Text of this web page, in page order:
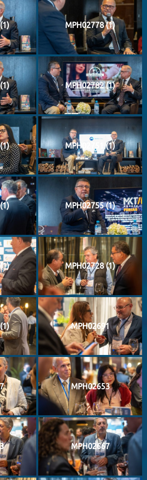
MPH02778 (1)
MPH02782 (1)
MPH02751 (1)
MPH02755 (1)
MPH02728 (1)
MPH02691
MPH02653
MPH02667